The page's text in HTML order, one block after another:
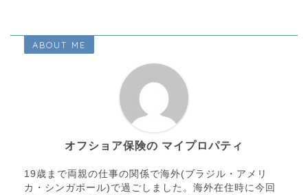
ABOUT ME
オフショア保険の マイプロパティ
19歳まで両親の仕事の関係で海外(ブラジル・アメリ
カ・シンガポール)で過ごしました。海外在住時に今回